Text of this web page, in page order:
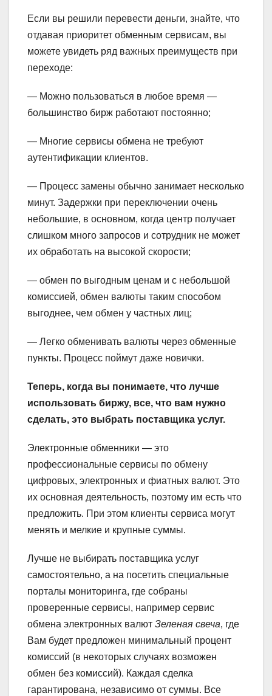
Если вы решили перевести деньги, знайте, что
отдавая приоритет обменным сервисам, вы
можете увидеть ряд важных преимуществ при
переходе:
— Можно пользоваться в любое время —
большинство бирж работают постоянно;
— Многие сервисы обмена не требуют
аутентификации клиентов.
— Процесс замены обычно занимает несколько
минут. Задержки при переключении очень
небольшие, в основном, когда центр получает
слишком много запросов и сотрудник не может
их обработать на высокой скорости;
— обмен по выгодным ценам и с небольшой
комиссией, обмен валюты таким способом
выгоднее, чем обмен у частных лиц;
— Легко обменивать валюты через обменные
пункты. Процесс поймут даже новички.
Теперь, когда вы понимаете, что лучше
использовать биржу, все, что вам нужно
сделать, это выбрать поставщика услуг.
Электронные обменники — это
профессиональные сервисы по обмену
цифровых, электронных и фиатных валют. Это
их основная деятельность, поэтому им есть что
предложить. При этом клиенты сервиса могут
менять и мелкие и крупные суммы.
Лучше не выбирать поставщика услуг
самостоятельно, а на посетить специальные
порталы мониторинга, где собраны
проверенные сервисы, например сервис
обмена электронных валют Зеленая свеча, где
Вам будет предложен минимальный процент
комиссий (в некоторых случаях возможен
обмен без комиссий). Каждая сделка
гарантирована, независимо от суммы. Все